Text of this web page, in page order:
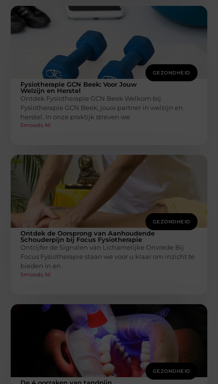
GEZONDHEID
Fysiotherapie GCN Beek: Voor Jouw
Welzijn en Herstel
Ontdek Fysiotherapie GCN Beek Welkom bij
Fysiotherapie GCN Beek, jouw partner in welzijn en
herstel. In onze praktijk streven we
Smoods.nl
GEZONDHEID
Ontdek de Oorsprong van Aanhoudende
Schouderpijn bij Focus Fysiotherapie
Ontcijfer de Signalen van Lichamelijke Onvrede Bij
Focus Fysiotherapie staan we voor u klaar om inzicht te
bieden in en
Smoods.nl
GEZONDHEID
De 4 oorzaken van tandpijn